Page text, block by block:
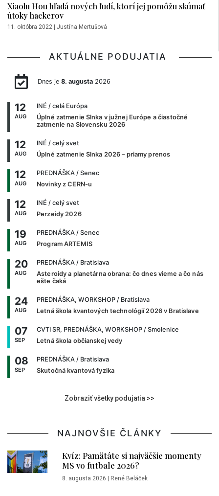
Xiaolu Hou hľadá nových ľudí, ktorí jej pomôžu skúmať
útoky hackerov
11. októbra 2022 Justína Mertušová
AKTUÁLNE PODUJATIA
Dnes je 8. augusta2026
12
AUG
INÉ / celá Európa
Úplné zatmenie Slnka v južnej Európe a čiastočné
zatmenie na Slovensku 2026
12
AUG
INÉ / celý svet
Úplné zatmenie Slnka 2026 – priamy prenos
12
AUG
PREDNÁŠKA / Senec
Novinky z CERN-u
12
AUG
INÉ / celý svet
Perzeidy 2026
19
AUG
PREDNÁŠKA / Senec
Program ARTEMIS
20
AUG
PREDNÁŠKA / Bratislava
Asteroidy a planetárna obrana: čo dnes vieme a čo nás
ešte čaká
24
AUG
PREDNÁŠKA, WORKSHOP / Bratislava
Letná škola kvantových technológií 2026 v Bratislave
07
SEP
CVTI SR, PREDNÁŠKA, WORKSHOP / Smolenice
Letná škola občianskej vedy
08
SEP
PREDNÁŠKA / Bratislava
Skutočná kvantová fyzika
Zobraziť všetky podujatia >>
NAJNOVŠIE ČLÁNKY
Kvíz: Pamätáte si najväčšie momenty
MS vo futbale 2026?
8. augusta 2026 | René Beláček